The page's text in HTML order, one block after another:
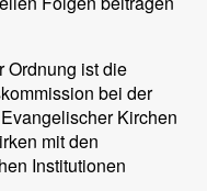
Ordnung ist die
bei der
Kirchen
mit den
Institutionen